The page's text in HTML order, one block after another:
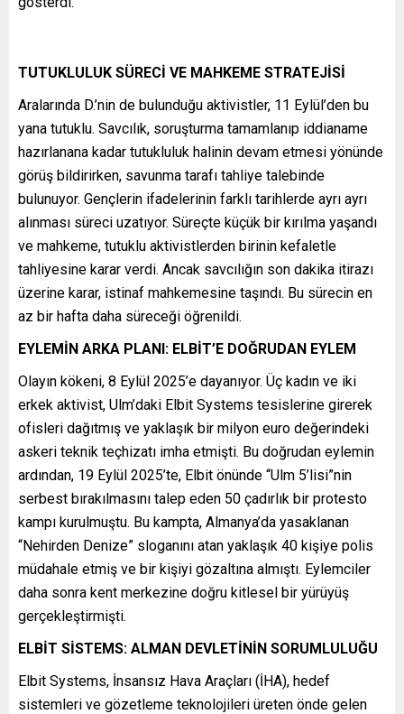
TUTUKLULUK SÜRECİ VE MAHKEME STRATEJİSİ
Aralarında D.’nin de bulunduğu aktivistler, 11 Eylül’den bu
yana tutuklu. Savcılık, soruşturma tamamlanıp iddianame
hazırlanana kadar tutukluluk halinin devam etmesi yönünde
görüş bildirirken, savunma tarafı tahliye talebinde
bulunuyor. Gençlerin ifadelerinin farklı tarihlerde ayrı ayrı
alınması süreci uzatıyor. Süreçte küçük bir kırılma yaşandı
ve mahkeme, tutuklu aktivistlerden birinin kefaletle
tahliyesine karar verdi. Ancak savcılığın son dakika itirazı
üzerine karar, istinaf mahkemesine taşındı. Bu sürecin en
az bir hafta daha süreceği öğrenildi.
EYLEMİN ARKA PLANI: ELBİT’E DOĞRUDAN EYLEM
Olayın kökeni, 8 Eylül 2025’e dayanıyor. Üç kadın ve iki
erkek aktivist, Ulm’daki Elbit Systems tesislerine girerek
ofisleri dağıtmış ve yaklaşık bir milyon euro değerindeki
askeri teknik teçhizatı imha etmişti. Bu doğrudan eylemin
ardından, 19 Eylül 2025’te, Elbit önünde “Ulm 5’lisi”nin
serbest bırakılmasını talep eden 50 çadırlık bir protesto
kampı kurulmuştu. Bu kampta, Almanya’da yasaklanan
“Nehirden Denize” sloganını atan yaklaşık 40 kişiye polis
müdahale etmiş ve bir kişiyi gözaltına almıştı. Eylemciler
daha sonra kent merkezine doğru kitlesel bir yürüyüş
gerçekleştirmişti.
ELBİT SİSTEMS: ALMAN DEVLETİNİN SORUMLULUĞU
Elbit Systems, İnsansız Hava Araçları (İHA), hedef
sistemleri ve gözetleme teknolojileri üreten önde gelen